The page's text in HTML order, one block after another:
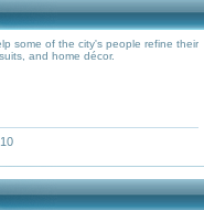
some of the city's people refine their
and home décor.